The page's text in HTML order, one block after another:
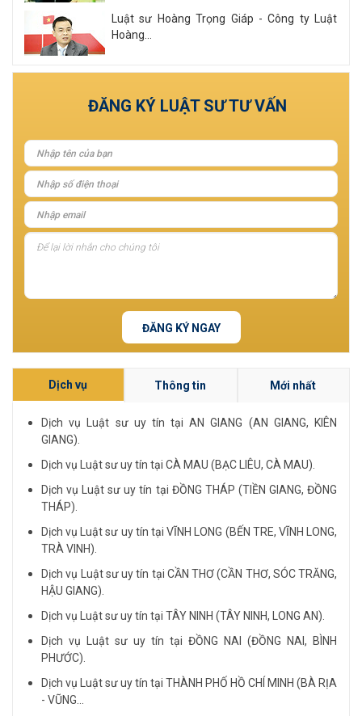
Luật sư Hoàng Trọng Giáp - Công ty Luật
Hoàng...
Xem tất cả
ĐĂNG KÝ LUẬT SƯ TƯ VẤN
ĐĂNG KÝ NGAY
Dịch vụ Thông tin Mới nhất
Dịch vụ Luật sư uy tín tại AN GIANG (AN GIANG, KIÊN
GIANG).
Dịch vụ Luật sư uy tín tại CÀ MAU (BẠC LIÊU, CÀ MAU).
Dịch vụ Luật sư uy tín tại ĐỒNG THÁP (TIỀN GIANG, ĐỒNG
THÁP).
Dịch vụ Luật sư uy tín tại VĨNH LONG (BẾN TRE, VĨNH LONG,
TRÀ VINH).
Dịch vụ Luật sư uy tín tại CẦN THƠ (CẦN THƠ, SÓC TRĂNG,
HẬU GIANG).
Dịch vụ Luật sư uy tín tại TÂY NINH (TÂY NINH, LONG AN).
Dịch vụ Luật sư uy tín tại ĐỒNG NAI (ĐỒNG NAI, BÌNH
PHƯỚC).
Dịch vụ Luật sư uy tín tại THÀNH PHỐ HỒ CHÍ MINH (BÀ RỊA
- VŨNG...